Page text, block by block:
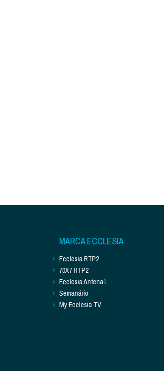
MARCA ECCLESIA
Ecclesia RTP2
70X7 RTP2
Ecclesia Antena1
Semanário
My Ecclesia TV